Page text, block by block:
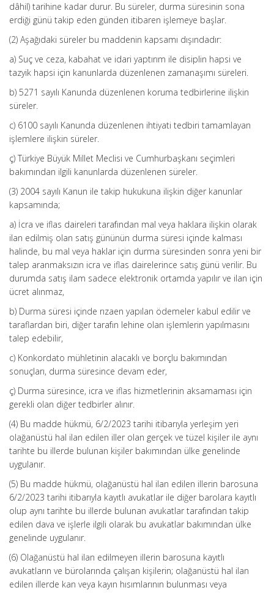
dâhil) tarihine kadar durur. Bu süreler, durma süresinin sona
erdiği günü takip eden günden itibaren işlemeye başlar.
(2) Aşağıdaki süreler bu maddenin kapsamı dışındadır:
a) Suç ve ceza, kabahat ve idari yaptırım ile disiplin hapsi ve
tazyik hapsi için kanunlarda düzenlenen zamanaşımı süreleri.
b) 5271 sayılı Kanunda düzenlenen koruma tedbirlerine ilişkin
süreler.
c) 6100 sayılı Kanunda düzenlenen ihtiyati tedbiri tamamlayan
işlemlere ilişkin süreler.
ç) Türkiye Büyük Millet Meclisi ve Cumhurbaşkanı seçimleri
bakımından ilgili kanunlarda düzenlenen süreler.
(3) 2004 sayılı Kanun ile takip hukukuna ilişkin diğer kanunlar
kapsamında;
a) İcra ve iflas daireleri tarafından mal veya haklara ilişkin olarak
ilan edilmiş olan satış gününün durma süresi içinde kalması
halinde, bu mal veya haklar için durma süresinden sonra yeni bir
talep aranmaksızın icra ve iflas dairelerince satış günü verilir. Bu
durumda satış ilam sadece elektronik ortamda yapılır ve ilan için
ücret alınmaz,
b) Durma süresi içinde rızaen yapılan ödemeler kabul edilir ve
taraflardan biri, diğer tarafın lehine olan işlemlerin yapılmasını
talep edebilir,
c) Konkordato mühletinin alacaklı ve borçlu bakımından
sonuçları, durma süresince devam eder,
ç) Durma süresince, icra ve iflas hizmetlerinin aksamaması için
gerekli olan diğer tedbirler alınır.
(4) Bu madde hükmü, 6/2/2023 tarihi itibarıyla yerleşim yeri
olağanüstü hal ilan edilen iller olan gerçek ve tüzel kişiler ile aynı
tarihte bu illerde bulunan kişiler bakımından ülke genelinde
uygulanır.
(5) Bu madde hükmü, olağanüstü hal ilan edilen illerin barosuna
6/2/2023 tarihi itibarıyla kayıtlı avukatlar ile diğer barolara kayıtlı
olup aynı tarihte bu illerde bulunan avukatlar tarafından takip
edilen dava ve işlerle ilgili olarak bu avukatlar bakımından ülke
genelinde uygulanır.
(6) Olağanüstü hal ilan edilmeyen illerin barosuna kayıtlı
avukatların ve bürolarında çalışan kişilerin; olağanüstü hal ilan
edilen illerde kan veya kayın hısımlarının bulunması veya